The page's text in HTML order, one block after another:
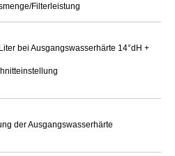
Filterleistung
bei Ausgangswasserhärte 14°dH +
der Ausgangswasserhärte